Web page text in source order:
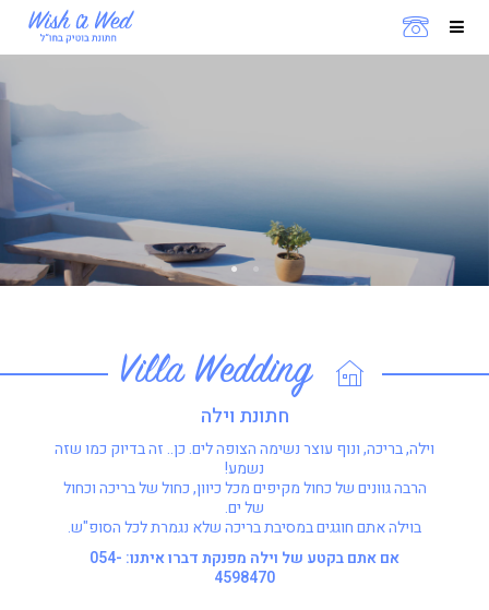
Villa Wedding
חתונת וילה
וילה, בריכה, ונוף עוצר נשימה הצופה לים. כן.. זה בדיוק כמו שזה
נשמע!
הרבה גוונים של כחול מקיפים מכל כיוון, כחול של בריכה וכחול
של ים.
בוילה אתם חוגגים במסיבת בריכה שלא נגמרת לכל הסופ"ש.
אם אתם בקטע של וילה מפנקת דברו איתנו: 054-
4598470